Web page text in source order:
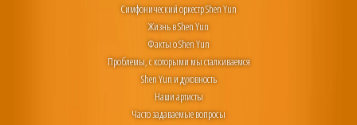
Симфонический оркестр Shen Yun
Жизнь в Shen Yun
Факты о Shen Yun
Проблемы, с которыми мы сталкиваемся
Shen Yun и духовность
Наши артисты
Часто задаваемые вопросы